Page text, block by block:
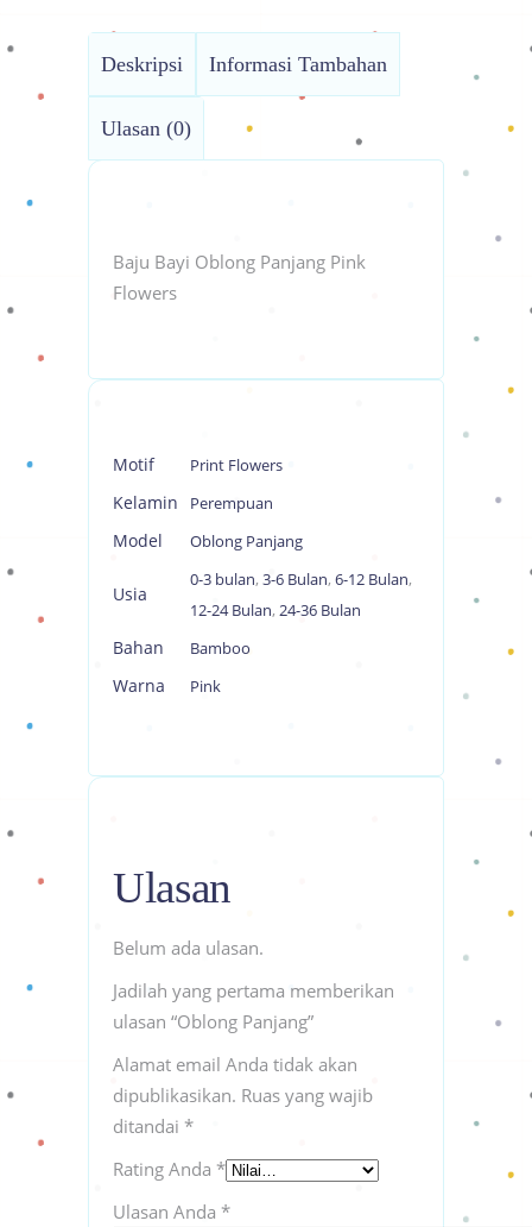
Deskripsi Informasi Tambahan
Ulasan (0)
Baju Bayi Oblong Panjang Pink
Flowers
Motif Print Flowers
Kelamin Perempuan
Model Oblong Panjang
Usia
0-3 bulan, 3-6 Bulan, 6-12 Bulan,
12-24 Bulan, 24-36 Bulan
Bahan Bamboo
Warna Pink
Ulasan
Belum ada ulasan.
Jadilah yang pertama memberikan
ulasan “Oblong Panjang”
Alamat email Anda tidak akan
dipublikasikan. Ruas yang wajib
ditandai *
Rating Anda *
Ulasan Anda *